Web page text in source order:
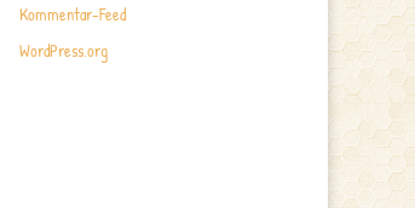
Kommentar-Feed
WordPress.org